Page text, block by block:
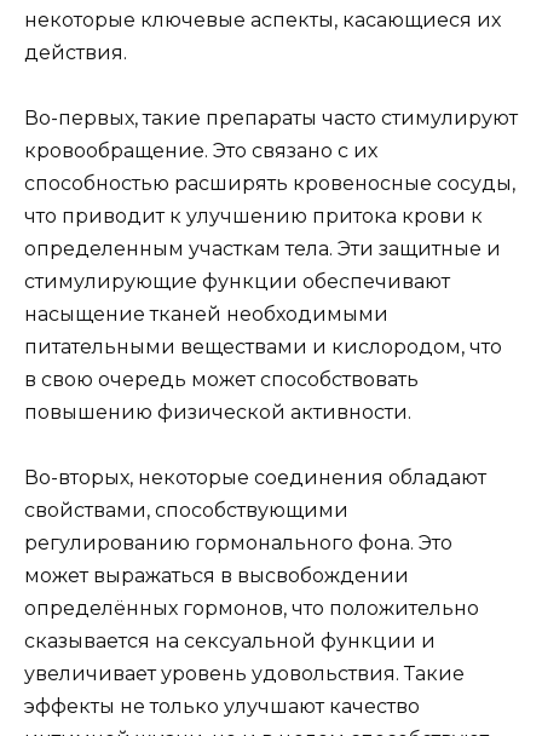
некоторые ключевые аспекты, касающиеся их
действия.
Во-первых, такие препараты часто стимулируют
кровообращение. Это связано с их
способностью расширять кровеносные сосуды,
что приводит к улучшению притока крови к
определенным участкам тела. Эти защитные и
стимулирующие функции обеспечивают
насыщение тканей необходимыми
питательными веществами и кислородом, что
в свою очередь может способствовать
повышению физической активности.
Во-вторых, некоторые соединения обладают
свойствами, способствующими
регулированию гормонального фона. Это
может выражаться в высвобождении
определённых гормонов, что положительно
сказывается на сексуальной функции и
увеличивает уровень удовольствия. Такие
эффекты не только улучшают качество